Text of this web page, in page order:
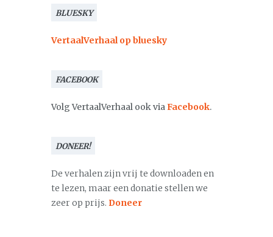
BLUESKY
VertaalVerhaal op bluesky
FACEBOOK
Volg VertaalVerhaal ook viaFacebook.
DONEER!
De verhalen zijn vrij te downloaden en
te lezen, maar een donatie stellen we
zeer op prijs. Doneer